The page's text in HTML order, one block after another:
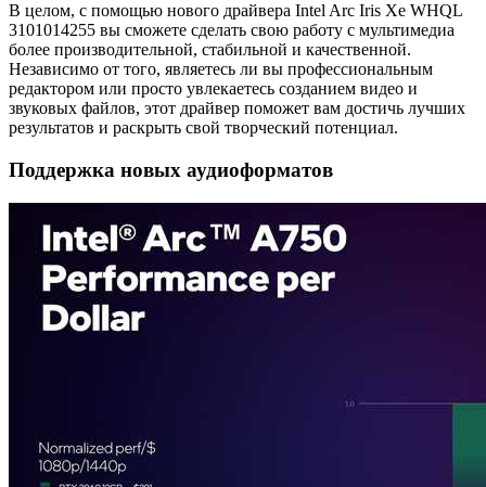
В целом, с помощью нового драйвера Intel Arc Iris Xe WHQL
3101014255 вы сможете сделать свою работу с мультимедиа
более производительной, стабильной и качественной.
Независимо от того, являетесь ли вы профессиональным
редактором или просто увлекаетесь созданием видео и
звуковых файлов, этот драйвер поможет вам достичь лучших
результатов и раскрыть свой творческий потенциал.
Поддержка новых аудиоформатов